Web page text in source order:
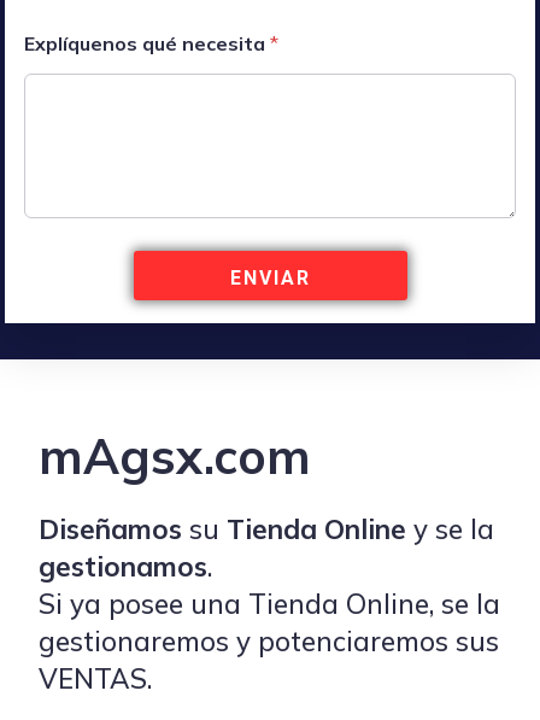
Explíquenos qué necesita*
ENVIAR
mAgsx.com
Diseñamos su Tienda Online y se la
gestionamos.
Si ya posee una Tienda Online, se la
gestionaremos y potenciaremos sus
VENTAS.